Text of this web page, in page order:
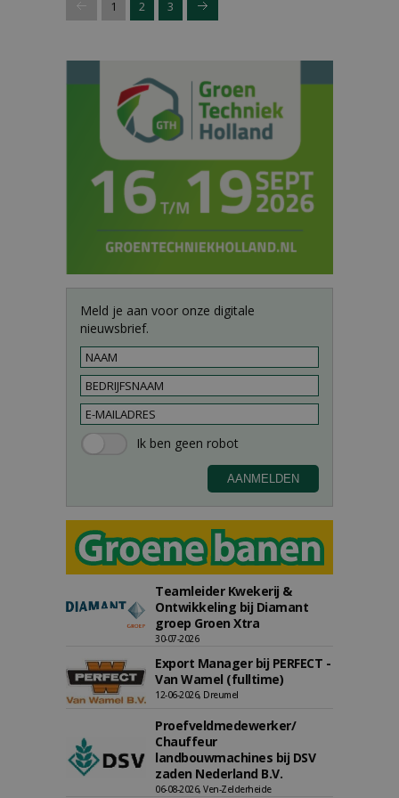
1 2 3
Meld je aan voor onze digitale
nieuwsbrief.
Teamleider Kwekerij &
Ontwikkeling bij Diamant
groep Groen Xtra
30-07-2026
Export Manager bij PERFECT -
Van Wamel (fulltime)
12-06-2026, Dreumel
Proefveldmedewerker/
Chauffeur
landbouwmachines bij DSV
zaden Nederland B.V.
06-08-2026, Ven-Zelderheide